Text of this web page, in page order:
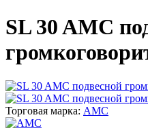
SL 30 AMC
Торговая марка: AMC